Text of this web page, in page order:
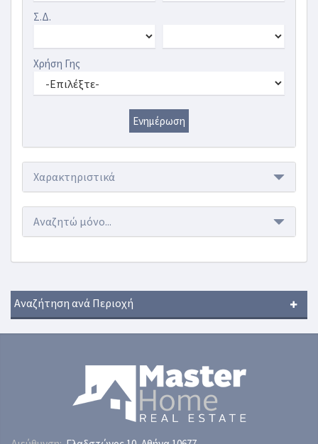
Σ.Δ.
Χρήση Γης
Ενημέρωση
Χαρακτηριστικά
Αναζητώ μόνο...
Αναζήτηση ανά Περιοχή